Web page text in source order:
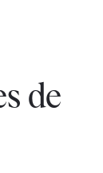
de